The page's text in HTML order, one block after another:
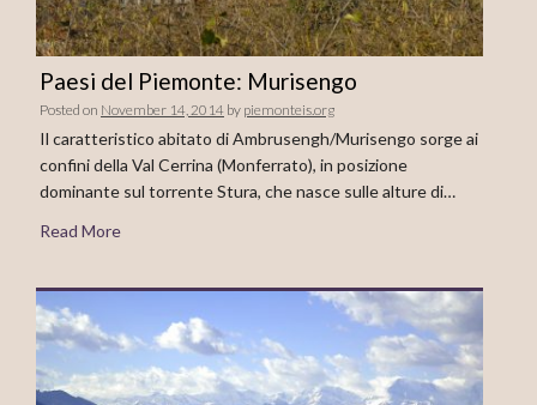
Paesi del Piemonte: Murisengo
Posted on November 14, 2014 by piemonteis.org
Il caratteristico abitato di Ambrusengh/Murisengo sorge ai
confini della Val Cerrina (Monferrato), in posizione
dominante sul torrente Stura, che nasce sulle alture di…
Read More